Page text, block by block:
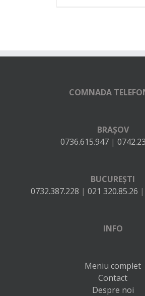
COMNADA
BRAȘOV
0736.615.947|
BUCUREȘTI
0732.387.228 | 021 320.85.26 |
INFO
Meniu complet
Contact
Despre noi